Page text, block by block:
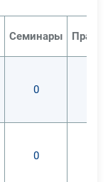
Семинары
0
0